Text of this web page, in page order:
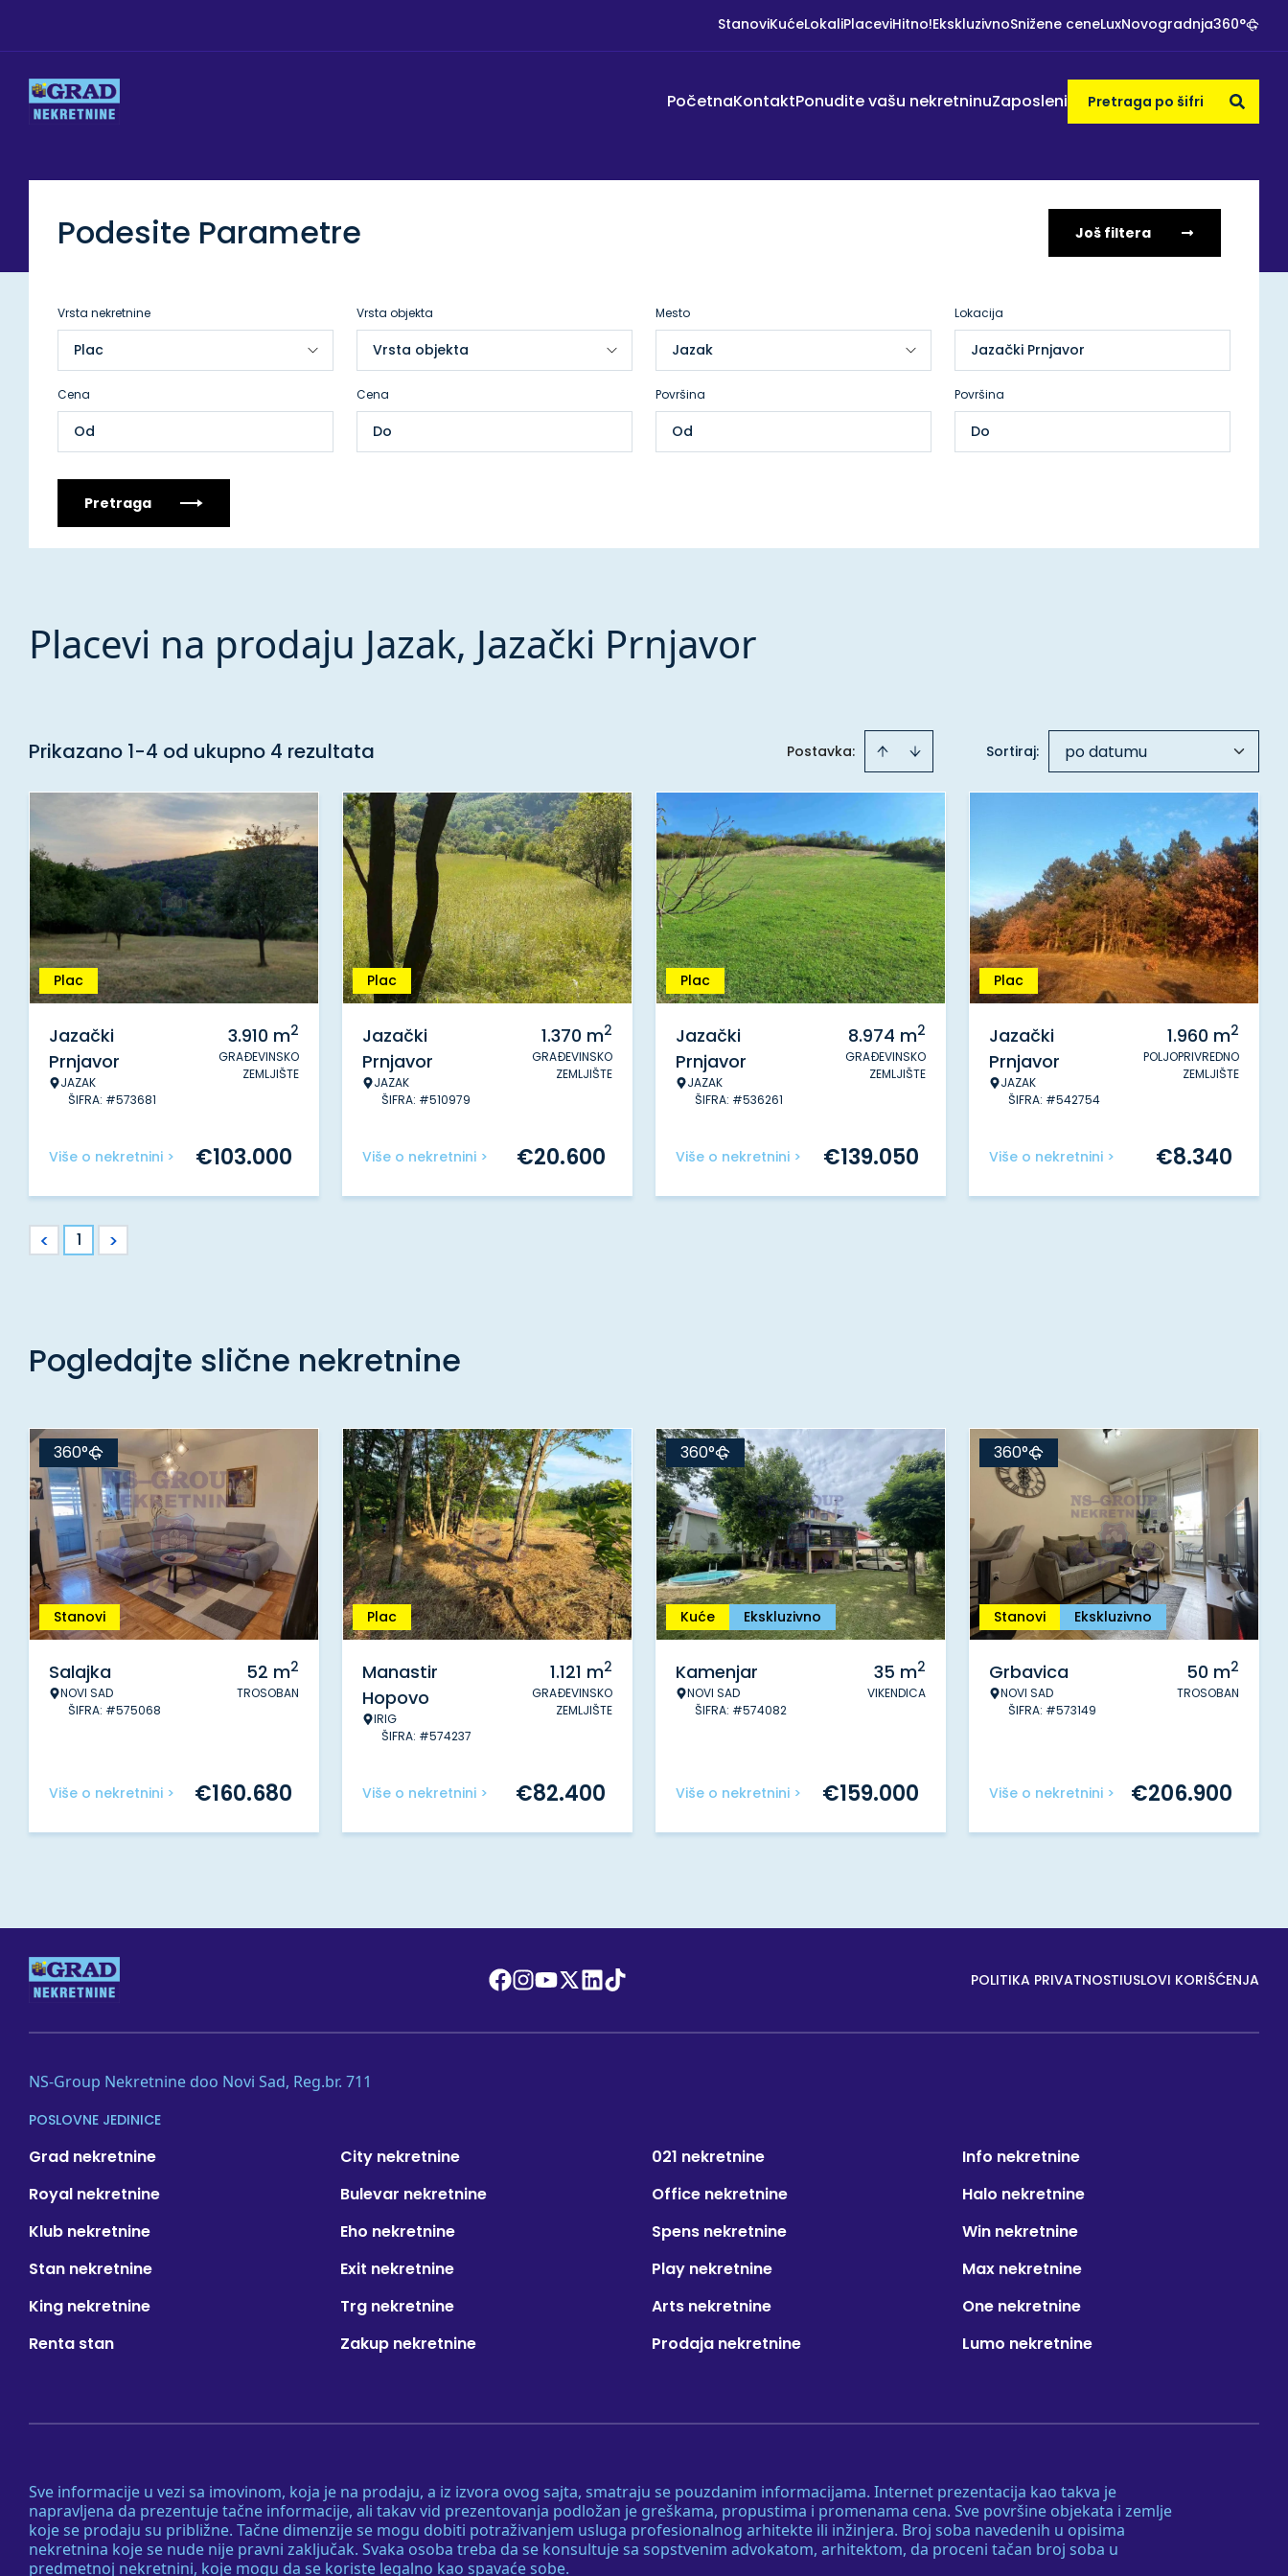
StanoviKućeLokaliPlaceviHitno!EkskluzivnoSnižene ceneLuxNovogradnja360°
PočetnaKontaktPonudite vašu nekretninuZaposleni
Podesite Parametre Još filtera
Vrsta nekretnine Vrsta objekta Mesto Lokacija
Jazački Prnjavor
Cena Cena Površina Površina
Pretraga
Placevi na prodaju Jazak, Jazački Prnjavor
Prikazano 1-4 od ukupno 4 rezultata Postavka: Sortiraj: po datumu
Plac
Jazački
Prnjavor
JAZAK
ŠIFRA: #573681
3.910 m2
GRAĐEVINSKO
ZEMLJIŠTE
Više o nekretnini > €103.000
Plac
Jazački
Prnjavor
JAZAK
ŠIFRA: #510979
1.370 m2
GRAĐEVINSKO
ZEMLJIŠTE
Više o nekretnini > €20.600
Plac
Jazački
Prnjavor
JAZAK
ŠIFRA: #536261
8.974 m2
GRAĐEVINSKO
ZEMLJIŠTE
Više o nekretnini > €139.050
Plac
Jazački
Prnjavor
JAZAK
ŠIFRA: #542754
1.960 m2
POLJOPRIVREDNO
ZEMLJIŠTE
Više o nekretnini > €8.340
< 1 >
Pogledajte slične nekretnine
Stanovi
360°
Salajka
NOVI SAD
ŠIFRA: #575068
52 m2
TROSOBAN
Više o nekretnini > €160.680
Plac
Manastir
Hopovo
IRIG
ŠIFRA: #574237
1.121 m2
GRAĐEVINSKO
ZEMLJIŠTE
Više o nekretnini > €82.400
Kuće Ekskluzivno
360°
Kamenjar
NOVI SAD
ŠIFRA: #574082
35 m2
VIKENDICA
Više o nekretnini > €159.000
Stanovi Ekskluzivno
360°
Grbavica
NOVI SAD
ŠIFRA: #573149
50 m2
TROSOBAN
Više o nekretnini > €206.900
POLITIKA PRIVATNOSTIUSLOVI KORIŠĆENJA
Sve informacije u vezi sa imovinom, koja je na prodaju, a iz izvora ovog sajta, smatraju se pouzdanim informacijama. Internet prezentacija kao takva je
napravljena da prezentuje tačne informacije, ali takav vid prezentovanja podložan je greškama, propustima i promenama cena. Sve površine objekata i zemlje
koje se prodaju su približne. Tačne dimenzije se mogu dobiti potraživanjem usluga profesionalnog arhitekte ili inžinjera. Broj soba navedenih u opisima
nekretnina koje se nude nije pravni zaključak. Svaka osoba treba da se konsultuje sa sopstvenim advokatom, arhitektom, da proceni tačan broj soba u
predmetnoj nekretnini, koje mogu da se koriste legalno kao spavaće sobe.
NS-Group Nekretnine doo Novi Sad, Reg.br. 711
POSLOVNE JEDINICE
Grad nekretnine City nekretnine 021 nekretnine
Info nekretnine
Royal nekretnine
Bulevar nekretnine Office nekretnine
Halo nekretnine
Klub nekretnine
Eho nekretnine Spens nekretnine
Win nekretnine
Stan nekretnine
Exit nekretnine Play nekretnine
Max nekretnine
King nekretnine
Trg nekretnine Arts nekretnine
One nekretnine
Renta stan
Zakup nekretnine Prodaja nekretnine Lumo nekretnine